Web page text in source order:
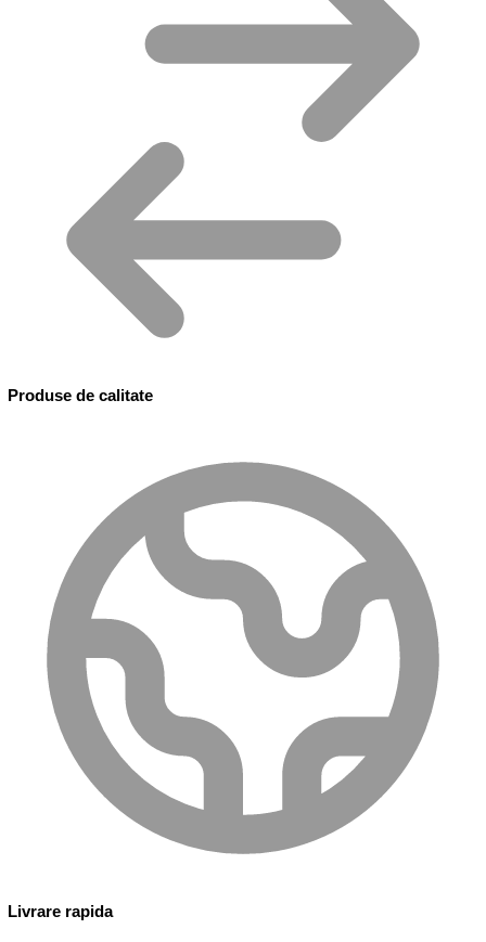
Produse de calitate
Livrare rapida